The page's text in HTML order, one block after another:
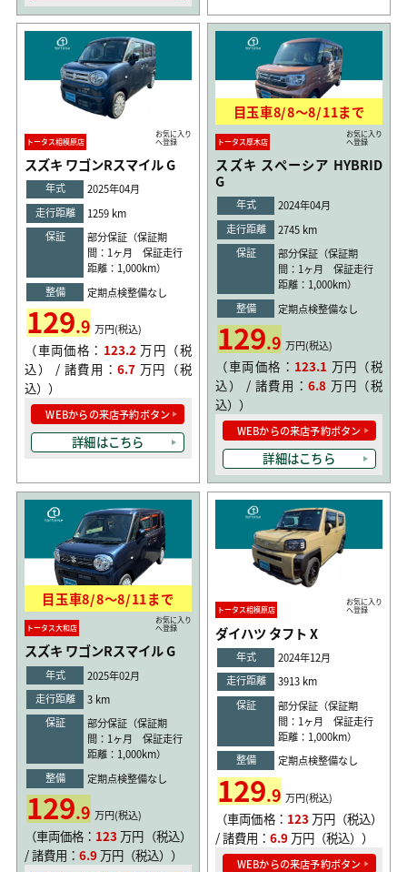
トータス相模原店
お気に入り
へ登録
スズキ ワゴンRスマイル G
年式
2025年04月
走行距離
1259 km
保証
部分保証（保証期
間：1ヶ月 保証走行
距離：1,000km）
整備
定期点検整備なし
129.9 万円(税込)
（車両価格： 123.2万円（税
込） / 諸費用：6.7 万円（税
込））
WEBからの来店予約ボタン
詳細はこちら
目玉車8/8〜8/11まで
トータス厚木店
お気に入り
へ登録
スズキ スペーシア HYBRID
G
年式
2024年04月
走行距離
2745 km
保証
部分保証（保証期
間：1ヶ月 保証走行
距離：1,000km）
整備
定期点検整備なし
129.9 万円(税込)
（車両価格： 123.1 万円（税
込） / 諸費用：6.8 万円（税
込））
WEBからの来店予約ボタン
詳細はこちら
目玉車8/8〜8/11まで
トータス大和店
お気に入り
へ登録
スズキ ワゴンRスマイル G
年式
2025年02月
走行距離
3 km
保証
部分保証（保証期
間：1ヶ月 保証走行
距離：1,000km）
整備
定期点検整備なし
129.9 万円(税込)
（車両価格： 123 万円（税込）
/ 諸費用：6.9万円（税込））
トータス相模原店
お気に入り
へ登録
ダイハツ タフト X
年式
2024年12月
走行距離
3913 km
保証
部分保証（保証期
間：1ヶ月 保証走行
距離：1,000km）
整備
定期点検整備なし
129.9 万円(税込)
（車両価格： 123 万円（税込）
/ 諸費用：6.9万円（税込））
WEBからの来店予約ボタン